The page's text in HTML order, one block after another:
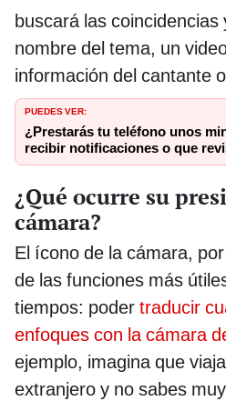
buscará las coincidencias
nombre del tema, un
información del cantante
PUEDES VER:
¿Prestarás tu teléfono unos
recibir notificaciones o que
¿Qué ocurre su
cámara?
El ícono de la cámara,
de las funciones más
tiempos: poder traducir
enfoques con la cámara
ejemplo, imagina que
extranjero y no sabes